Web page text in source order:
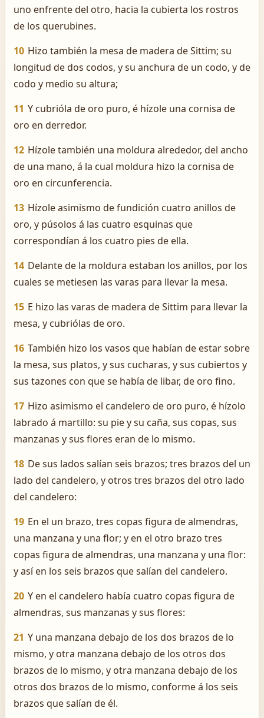
uno enfrente del otro, hacia la cubierta los rostros
de los querubines.
10 Hizo también la mesa de madera de Sittim; su
longitud de dos codos, y su anchura de un codo, y de
codo y medio su altura;
11 Y cubrióla de oro puro, é hízole una cornisa de
oro en derredor.
12 Hízole también una moldura alrededor, del ancho
de una mano, á la cual moldura hizo la cornisa de
oro en circunferencia.
13 Hízole asimismo de fundición cuatro anillos de
oro, y púsolos á las cuatro esquinas que
correspondían á los cuatro pies de ella.
14 Delante de la moldura estaban los anillos, por los
cuales se metiesen las varas para llevar la mesa.
15 E hizo las varas de madera de Sittim para llevar la
mesa, y cubriólas de oro.
16 También hizo los vasos que habían de estar sobre
la mesa, sus platos, y sus cucharas, y sus cubiertos y
sus tazones con que se había de libar, de oro fino.
17 Hizo asimismo el candelero de oro puro, é hízolo
labrado á martillo: su pie y su caña, sus copas, sus
manzanas y sus flores eran de lo mismo.
18 De sus lados salían seis brazos; tres brazos del un
lado del candelero, y otros tres brazos del otro lado
del candelero:
19 En el un brazo, tres copas figura de almendras,
una manzana y una flor; y en el otro brazo tres
copas figura de almendras, una manzana y una flor:
y así en los seis brazos que salían del candelero.
20 Y en el candelero había cuatro copas figura de
almendras, sus manzanas y sus flores:
21 Y una manzana debajo de los dos brazos de lo
mismo, y otra manzana debajo de los otros dos
brazos de lo mismo, y otra manzana debajo de los
otros dos brazos de lo mismo, conforme á los seis
brazos que salían de él.